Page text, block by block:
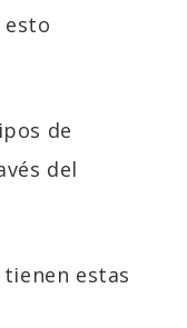
esto
de
del
estas